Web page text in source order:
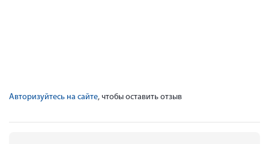
Авторизуйтесь на сайте, чтобы оставить отзыв